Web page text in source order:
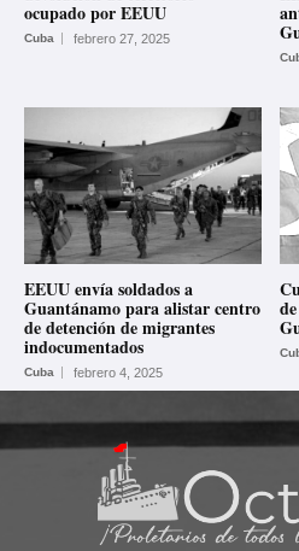
ocupado por EEUU
Cuba febrero 27, 2025
EEUU envía soldados a
Guantánamo para alistar centro
de detención de migrantes
indocumentados
Cuba febrero 4, 2025